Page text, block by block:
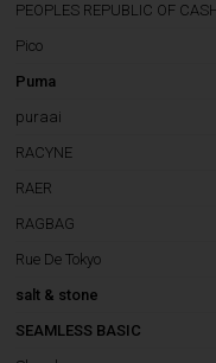
PEOPLES REPUBLIC OF
Pico
Puma
puraai
RACYNE
RAER
RAGBAG
Rue De Tokyo
salt & stone
SEAMLESS BASIC